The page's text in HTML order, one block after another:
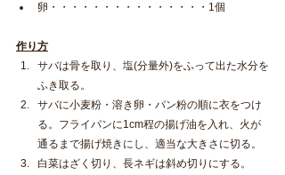
卵・・・・・・・・・・・・・・・1個
作り方
サバは骨を取り、塩(分量外)をふって出た水分を
ふき取る。
サバに小麦粉・溶き卵・パン粉の順に衣をつけ
る。フライパンに1cm程の揚げ油を入れ、火が
通るまで揚げ焼きにし、適当な大きさに切る。
白菜はざく切り、長ネギは斜め切りにする。